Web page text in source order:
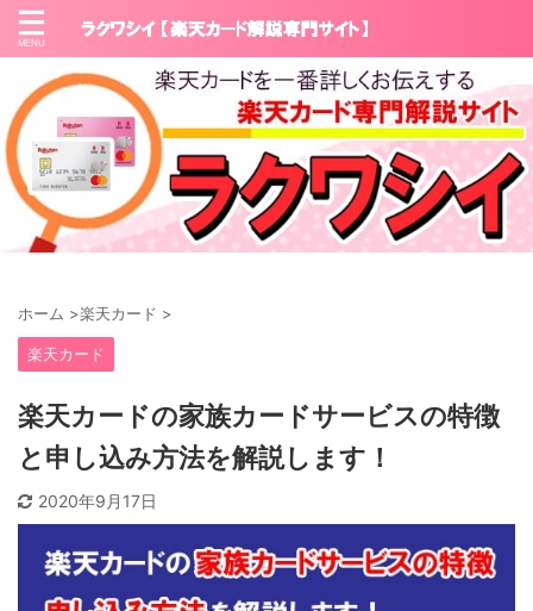
ホーム >楽天カード >
楽天カード
楽天カードの家族カードサービスの特徴
と申し込み方法を解説します！
2020年9月17日